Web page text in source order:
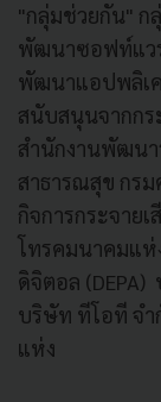
"กลุ่มช่วยกัน" ก
พัฒนาซอฟท์แว
พัฒนาแอปพลิเ
สนับสนุนจากกร
สำนักงานพัฒนา
สาธารณสุข กร
กิจการกระจาย
โทรคมนาคมแห่
ดิจิตอล
บริษัท ทีโอที จ
แห่ง